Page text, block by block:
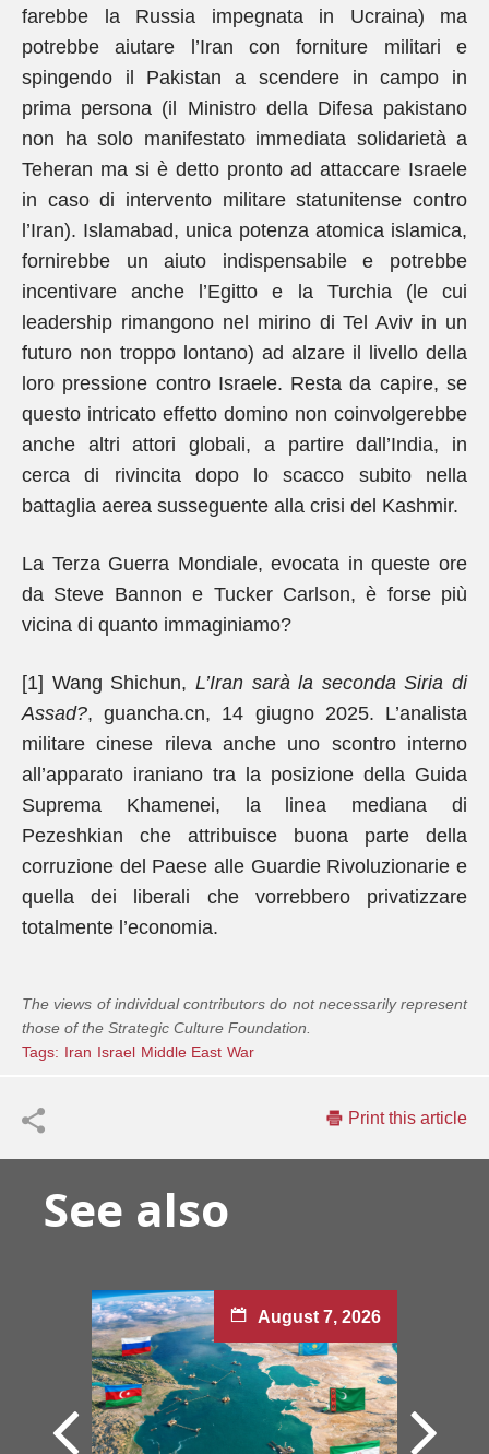
farebbe la Russia impegnata in Ucraina) ma
potrebbe aiutare l’Iran con forniture militari e
spingendo il Pakistan a scendere in campo in
prima persona (il Ministro della Difesa pakistano
non ha solo manifestato immediata solidarietà a
Teheran ma si è detto pronto ad attaccare Israele
in caso di intervento militare statunitense contro
l’Iran). Islamabad, unica potenza atomica islamica,
fornirebbe un aiuto indispensabile e potrebbe
incentivare anche l’Egitto e la Turchia (le cui
leadership rimangono nel mirino di Tel Aviv in un
futuro non troppo lontano) ad alzare il livello della
loro pressione contro Israele. Resta da capire, se
questo intricato effetto domino non coinvolgerebbe
anche altri attori globali, a partire dall’India, in
cerca di rivincita dopo lo scacco subito nella
battaglia aerea susseguente alla crisi del Kashmir.
La Terza Guerra Mondiale, evocata in queste ore
da Steve Bannon e Tucker Carlson, è forse più
vicina di quanto immaginiamo?
[1] Wang Shichun, L’Iran sarà la seconda Siria di
Assad?, guancha.cn, 14 giugno 2025. L’analista
militare cinese rileva anche uno scontro interno
all’apparato iraniano tra la posizione della Guida
Suprema Khamenei, la linea mediana di
Pezeshkian che attribuisce buona parte della
corruzione del Paese alle Guardie Rivoluzionarie e
quella dei liberali che vorrebbero privatizzare
totalmente l’economia.
The views of individual contributors do not necessarily represent
those of the Strategic Culture Foundation.
Tags: Iran Israel Middle East War
Print this article
See also
August 7, 2026